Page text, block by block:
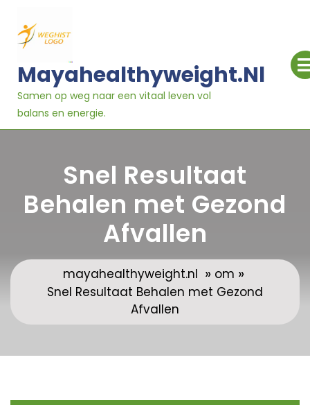
naar
inhoud
Mayahealthyweight.nl
Samen op weg naar een vitaal leven vol
balans en energie.
Snel Resultaat
Behalen met Gezond
Afvallen
mayahealthyweight.nl » om »
Snel Resultaat Behalen met Gezond
Afvallen